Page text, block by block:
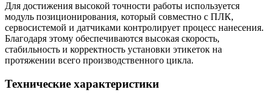
Для достижения высокой точности работы используется
модуль позиционирования, который совместно с ПЛК,
сервосистемой и датчиками контролирует процесс нанесения.
Благодаря этому обеспечиваются высокая скорость,
стабильность и корректность установки этикеток на
протяжении всего производственного цикла.
Технические характеристики